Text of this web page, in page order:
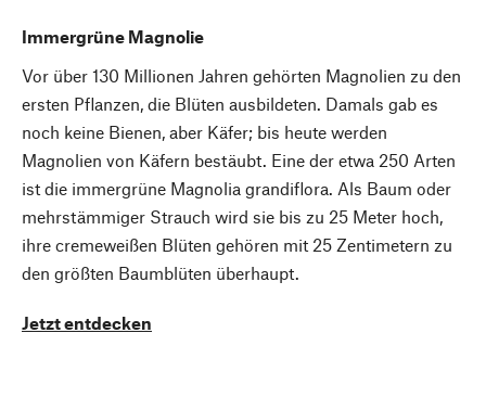
Immergrüne Magnolie
Vor über 130 Millionen Jahren gehörten Magnolien zu den
ersten Pflanzen, die Blüten ausbildeten. Damals gab es
noch keine Bienen, aber Käfer; bis heute werden
Magnolien von Käfern bestäubt. Eine der etwa 250 Arten
ist die immergrüne Magnolia grandiflora. Als Baum oder
mehrstämmiger Strauch wird sie bis zu 25 Meter hoch,
ihre cremeweißen Blüten gehören mit 25 Zentimetern zu
den größten Baumblüten überhaupt.
Jetzt entdecken